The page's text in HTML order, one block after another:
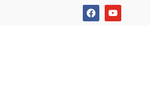
facebookyoutube